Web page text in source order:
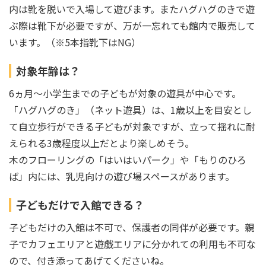
内は靴を脱いで入場して遊びます。またハグハグのきで遊
ぶ際は靴下が必要ですが、万が一忘れても館内で販売して
います。（※5本指靴下はNG）
対象年齢は？
6ヵ月〜小学生までの子どもが対象の遊具が中心です。
「ハグハグのき」（ネット遊具）は、1歳以上を目安とし
て自立歩行ができる子どもが対象ですが、立って揺れに耐
えられる3歳程度以上だとより楽しめそう。
木のフローリングの「はいはいパーク」や「もりのひろ
ば」内には、乳児向けの遊び場スペースがあります。
子どもだけで入館できる？
子どもだけの入館は不可で、保護者の同伴が必要です。親
子でカフェエリアと遊戯エリアに分かれての利用も不可な
ので、付き添ってあげてくださいね。